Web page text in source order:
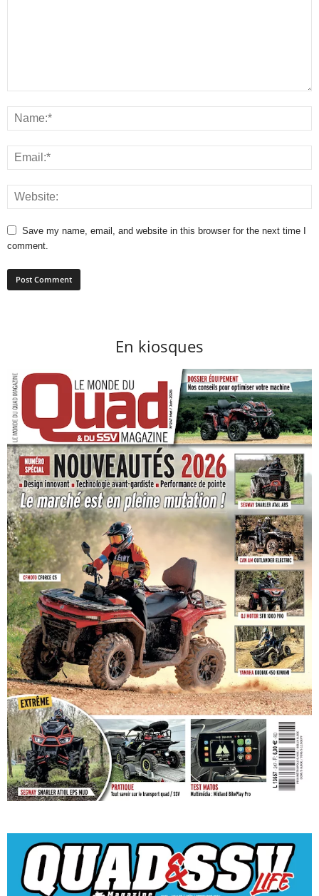
Save my name, email, and website in this browser for the next time I
comment.
En kiosques